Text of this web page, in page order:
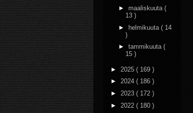
► maaliskuuta (
13 )
► helmikuuta ( 14
)
► tammikuuta (
15 )
► 2025 ( 169 )
► 2024 ( 186 )
► 2023 ( 172 )
► 2022 ( 180 )